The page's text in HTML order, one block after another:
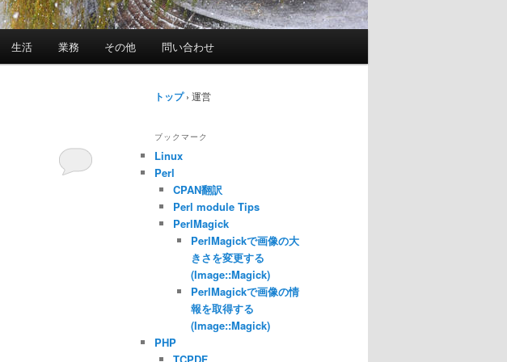
生活 業務 その他 問い合わせ
トップ › 運営
ブックマーク
Linux
Perl
CPAN翻訳
Perl module Tips
PerlMagick
PerlMagickで画像の大
きさを変更する
(Image::Magick)
PerlMagickで画像の情
報を取得する
(Image::Magick)
PHP